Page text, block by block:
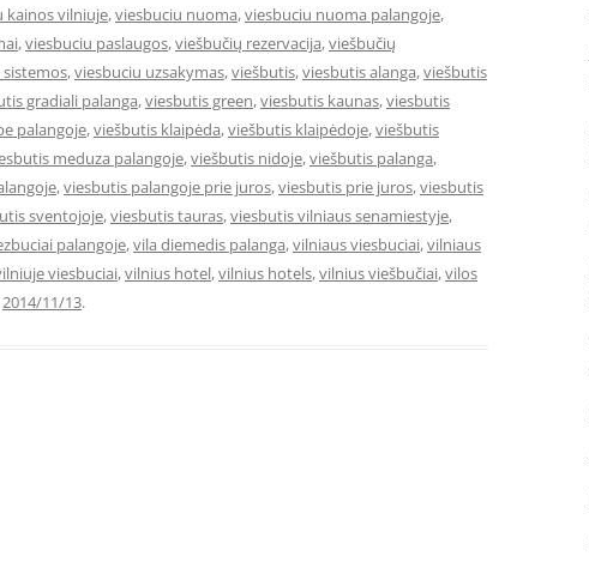
kainos vilniuje,viesbuciu nuoma,viesbuciu nuoma palangoje,
,viesbuciu paslaugos,viešbučių rezervacija,viešbučių
,viesbuciu uzsakymas,viešbutis,viesbutis alanga,viešbutis
gradiali palanga,viesbutis green,viesbutis kaunas,viesbutis
palangoje,viešbutis klaipėda,viešbutis klaipėdoje,viešbutis
meduza palangoje,viešbutis nidoje,viešbutis palanga,
,viesbutis palangoje prie juros,viesbutis prie juros,viesbutis
sventojoje,viesbutis tauras,viesbutis vilniaus senamiestyje,
palangoje,vila diemedis palanga,vilniaus viesbuciai,vilniaus
viesbuciai,vilnius hotel,vilnius hotels,vilnius viešbučiai,vilos
2014/11/13.